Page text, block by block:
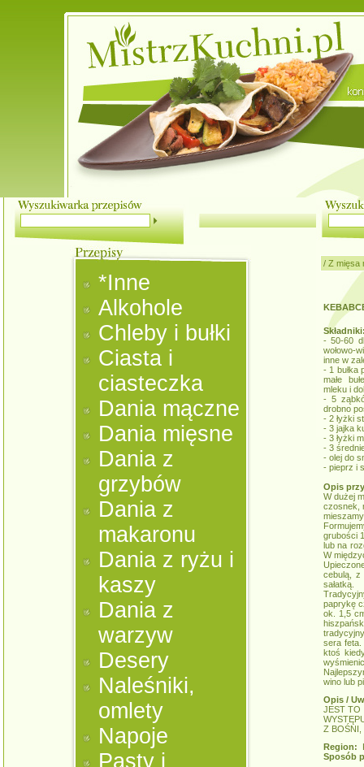
*Inne
Alkohole
Chleby i bułki
Ciasta i
ciasteczka
Dania mączne
Dania mięsne
Dania z
grzybów
Dania z
makaronu
Dania z ryżu i
kaszy
Dania z
warzyw
Desery
Naleśniki,
omlety
Napoje
Pasty i
/ Z mięsa
- 50-60
wołowo-
inne w
- 1 bułka
małe
mleku i
- 5
drobno
- 2 łyżki
- 3 jajka
- 3 łyżki
- 3
- olej do
- pieprz i
Opis
W dużej
czosnek,
grubości
lub na
W
cebulą, z
sałatką.
paprykę
ok. 1,5
sera
ktoś
wino lub
Opis /
JEST TO
Z BOŚNI,
Region:
Sposób